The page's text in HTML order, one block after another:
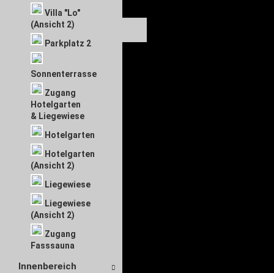
Villa "Lo"
(Ansicht 2)
Parkplatz 2
Sonnenterrasse
Zugang
Hotelgarten
& Liegewiese
Hotelgarten
Hotelgarten
(Ansicht 2)
Liegewiese
Liegewiese
(Ansicht 2)
Zugang
Fasssauna
Innenbereich